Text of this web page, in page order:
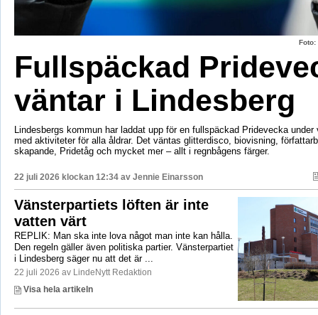
Foto:
Fullspäckad
väntar i Lindesberg
Lindesbergs kommun har laddat upp för en fullspäckad Pridevecka
med aktiviteter för alla åldrar. Det väntas glitterdisco, biovisning,
skapande, Pridetåg och mycket mer – allt i regnbågens färger.
22 juli 2026 klockan 12:34 av Jennie Einarsson
Vänsterpartiets löften är inte
vatten värt
REPLIK: Man ska inte lova något man inte kan hålla.
Den regeln gäller även politiska partier. Vänsterpartiet
i Lindesberg säger nu att det är ...
22 juli 2026 av LindeNytt Redaktion
Visa hela artikeln